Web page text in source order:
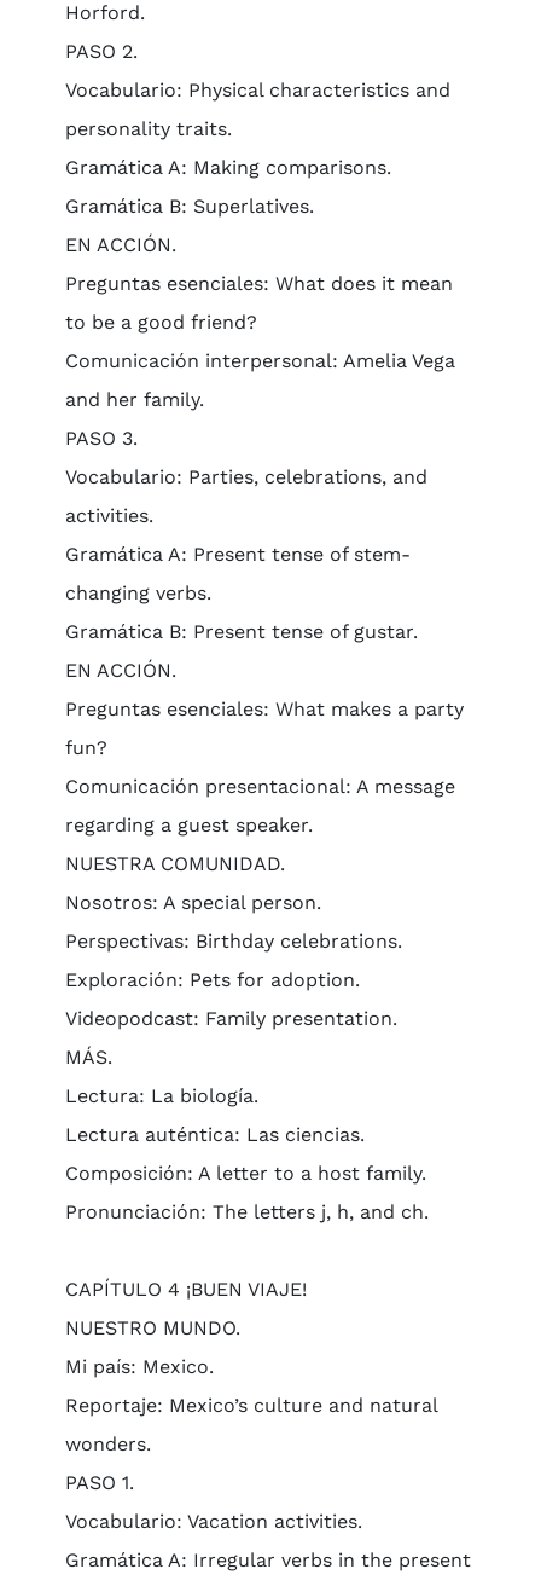
Horford.
PASO 2.
Vocabulario: Physical characteristics and
personality traits.
Gramática A: Making comparisons.
Gramática B: Superlatives.
EN ACCIÓN.
Preguntas esenciales: What does it mean
to be a good friend?
Comunicación interpersonal: Amelia Vega
and her family.
PASO 3.
Vocabulario: Parties, celebrations, and
activities.
Gramática A: Present tense of stem-
changing verbs.
Gramática B: Present tense of gustar.
EN ACCIÓN.
Preguntas esenciales: What makes a party
fun?
Comunicación presentacional: A message
regarding a guest speaker.
NUESTRA COMUNIDAD.
Nosotros: A special person.
Perspectivas: Birthday celebrations.
Exploración: Pets for adoption.
Videopodcast: Family presentation.
MÁS.
Lectura: La biología.
Lectura auténtica: Las ciencias.
Composición: A letter to a host family.
Pronunciación: The letters j, h, and ch.
CAPÍTULO 4 ¡BUEN VIAJE!
NUESTRO MUNDO.
Mi país: Mexico.
Reportaje: Mexico’s culture and natural
wonders.
PASO 1.
Vocabulario: Vacation activities.
Gramática A: Irregular verbs in the present